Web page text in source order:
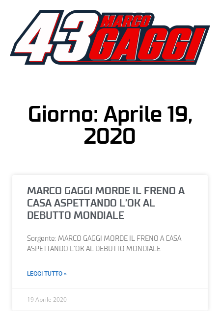
Giorno: Aprile 19,
2020
MARCO GAGGI MORDE IL FRENO A
CASA ASPETTANDO L’OK AL
DEBUTTO MONDIALE
Sorgente: MARCO GAGGI MORDE IL FRENO A CASA
ASPETTANDO L’OK AL DEBUTTO MONDIALE
LEGGI TUTTO »
19 Aprile 2020